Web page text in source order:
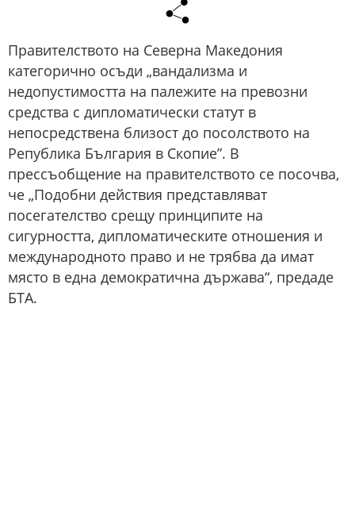
Правителството на Северна Македония
категорично осъди „вандализма и
недопустимостта на палежите на превозни
средства с дипломатически статут в
непосредствена близост до посолството на
Република България в Скопие”. В
прессъобщение на правителството се посочва,
че „Подобни действия представляват
посегателство срещу принципите на
сигурността, дипломатическите отношения и
международното право и не трябва да имат
място в една демократична държава“, предаде
БТА.